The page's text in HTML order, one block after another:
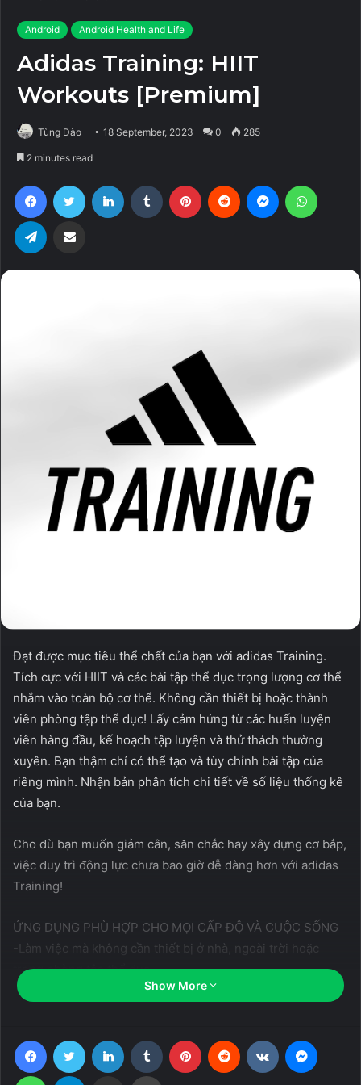
Android Android Health and Life
Adidas Training: HIIT
Workouts [Premium]
Tùng Đào 18 September, 2023 0 285
2 minutes read
FacebookTwitter LinkedIn Tumblr Pinterest Reddit Messenger
Telegram Share via Email
Đạt được mục tiêu thể chất của bạn với adidas Training.
Tích cực với HIIT và các bài tập thể dục trọng lượng cơ thể
nhắm vào toàn bộ cơ thể. Không cần thiết bị hoặc thành
viên phòng tập thể dục! Lấy cảm hứng từ các huấn luyện
viên hàng đầu, kế hoạch tập luyện và thử thách thường
xuyên. Bạn thậm chí có thể tạo và tùy chỉnh bài tập của
riêng mình. Nhận bản phân tích chi tiết về số liệu thống kê
của bạn.
Cho dù bạn muốn giảm cân, săn chắc hay xây dựng cơ bắp,
việc duy trì động lực chưa bao giờ dễ dàng hơn với adidas
Training!
ỨNG DỤNG PHÙ HỢP CHO MỌI CẤP ĐỘ VÀ CUỘC SỐNG
-Làm việc mà không cần thiết bị ở nhà, ngoài trời hoặc
trong phòng tập thể dục.
-Tập luyện với các thiết bị như tạ ấm, tạ, dây đeo kháng lực
luyện viên thể dục cho mỗi bài tập.
-Hơn 180 bài tập bao gồm cơ bản, di chuyển nâng cao và
Show More
FacebookTwitter LinkedIn Tumblr Pinterest Reddit VKontakte
WhatsAppTelegram Share via Email Print